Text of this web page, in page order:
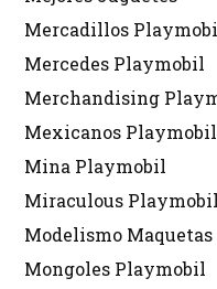
Mercadillos
Mercedes Playmobil
Merchandising
Mexicanos Playmobil
Mina Playmobil
Miraculous Playmobil
Modelismo Maquetas
Mongoles Playmobil